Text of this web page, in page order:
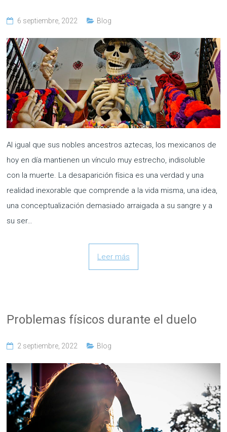
6 septiembre, 2022 Blog
Al igual que sus nobles ancestros aztecas, los mexicanos de
hoy en día mantienen un vínculo muy estrecho, indisoluble
con la muerte. La desaparición física es una verdad y una
realidad inexorable que comprende a la vida misma, una idea,
una conceptualización demasiado arraigada a su sangre y a
su ser…
Leer más
Problemas físicos durante el duelo
2 septiembre, 2022 Blog